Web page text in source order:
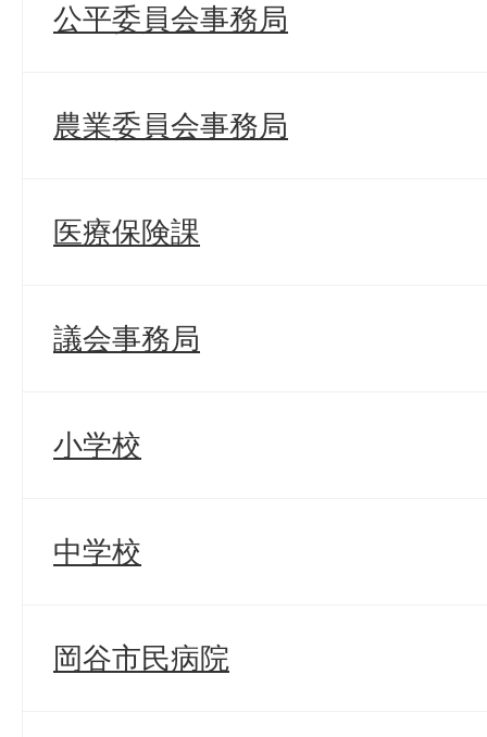
公平委員会事務局
農業委員会事務局
医療保険課
議会事務局
小学校
中学校
岡谷市民病院